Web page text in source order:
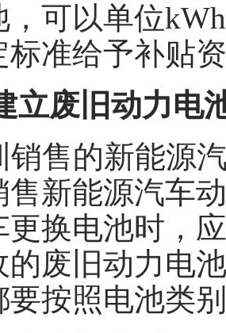
，可以单位
标准给予补贴
立废旧动力电
售的新能源
售新能源汽车
更换电池时，
的废旧动力电
要按照电池类